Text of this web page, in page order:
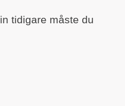
tidigare måste du